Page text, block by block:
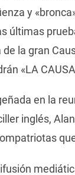
y
últimas
la gran
«LA
en la
inglés,